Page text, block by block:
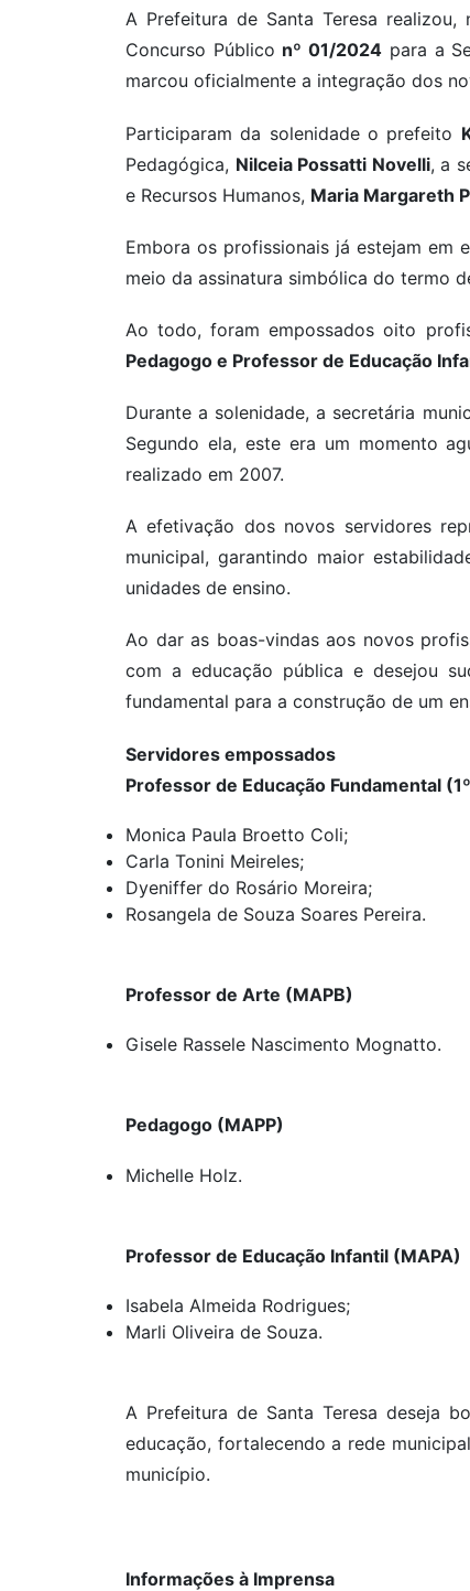
A Prefeitura de Santa Teresa
Concurso Público nº 01/2024 para a
marcou oficialmente a integração dos
Participaram da solenidade o prefeito
Pedagógica, Nilceia Possatti Novelli, a
e Recursos Humanos, Maria Margareth
Embora os profissionais já estejam em
meio da assinatura simbólica do termo
Ao todo, foram empossados oito
Pedagogo e Professor de Educação
Durante a solenidade, a secretária
Segundo ela, este era um momento
realizado em 2007.
A efetivação dos novos servidores
municipal, garantindo maior
unidades de ensino.
Ao dar as boas-vindas aos novos
com a educação pública e desejou
fundamental para a construção de um
Servidores empossados
Professor de Educação Fundamental
Monica Paula Broetto Coli;
Carla Tonini Meireles;
Dyeniffer do Rosário Moreira;
Rosangela de Souza Soares Pereira.
Professor de Arte (MAPB)
Gisele Rassele Nascimento Mognatto.
Pedagogo (MAPP)
Michelle Holz.
Professor de Educação Infantil (MAPA)
Isabela Almeida Rodrigues;
Marli Oliveira de Souza.
A Prefeitura de Santa Teresa deseja
educação, fortalecendo a rede
município.
Informações à Imprensa